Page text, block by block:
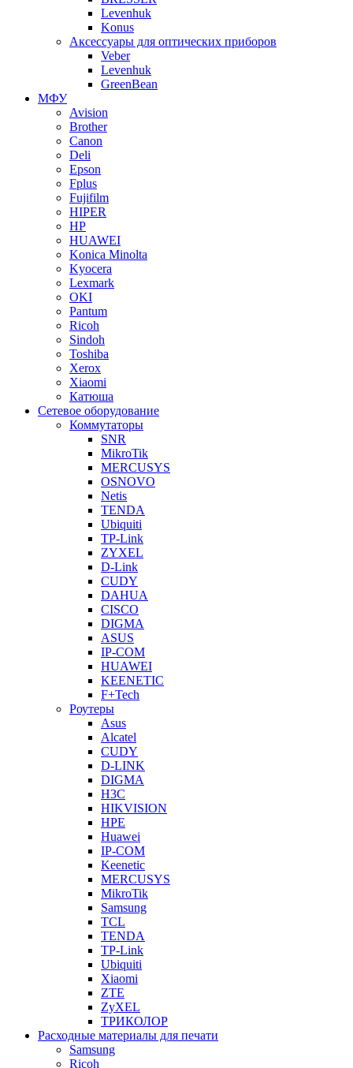
Levenhuk
Konus
Аксессуары для оптических приборов
Veber
Levenhuk
GreenBean
МФУ
Avision
Brother
Canon
Deli
Epson
Fplus
Fujifilm
HIPER
HP
HUAWEI
Konica Minolta
Kyocera
Lexmark
OKI
Pantum
Ricoh
Sindoh
Toshiba
Xerox
Xiaomi
Катюша
Сетевое оборудование
Коммутаторы
SNR
MikroTik
MERCUSYS
OSNOVO
Netis
TENDA
Ubiquiti
TP-Link
ZYXEL
D-Link
CUDY
DAHUA
CISCO
DIGMA
ASUS
IP-COM
HUAWEI
KEENETIC
F+Tech
Роутеры
Asus
Alcatel
CUDY
D-LINK
DIGMA
H3C
HIKVISION
HPE
Huawei
IP-COM
Keenetic
MERCUSYS
MikroTik
Samsung
TCL
TENDA
TP-Link
Ubiquiti
Xiaomi
ZTE
ZyXEL
ТРИКОЛОР
Расходные материалы для печати
Samsung
Ricoh